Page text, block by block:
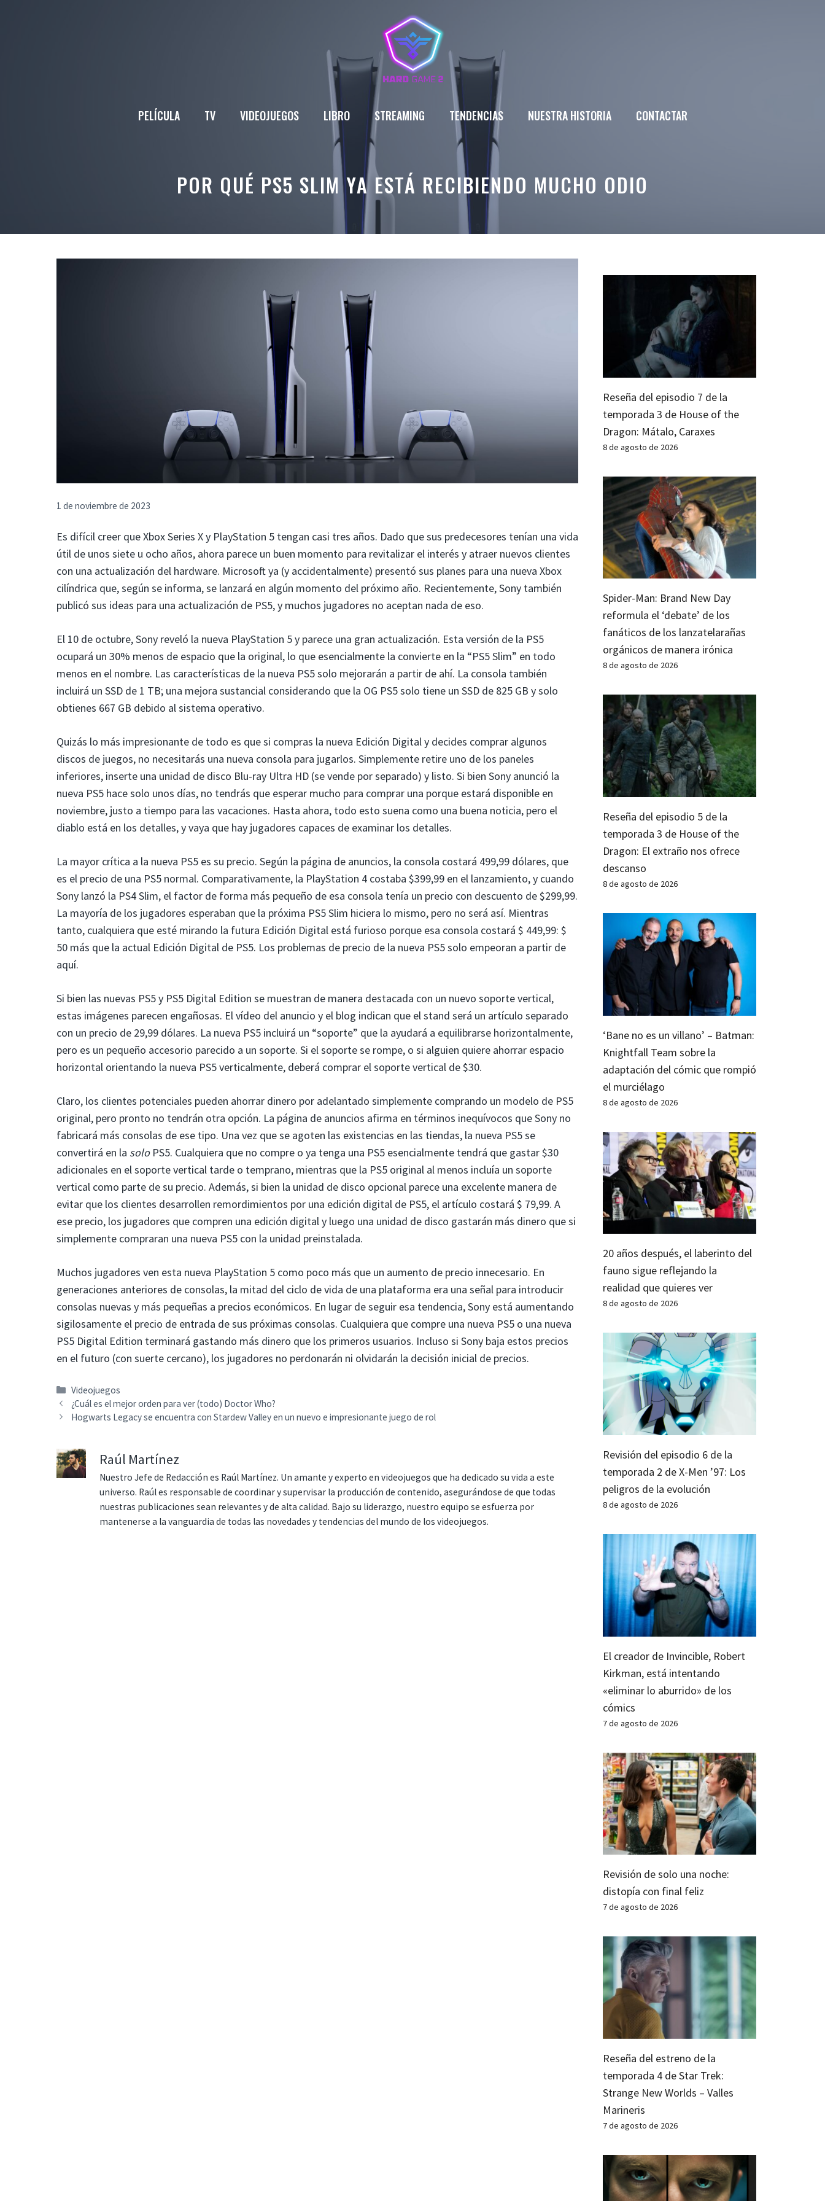
PELÍCULA TV VIDEOJUEGOS LIBRO STREAMING TENDENCIAS NUESTRA HISTORIA CONTACTAR
POR QUÉ PS5 SLIM YA ESTÁ RECIBIENDO MUCHO ODIO
1 de noviembre de 2023
Es difícil creer que Xbox Series X y PlayStation 5 tengan casi tres años. Dado que sus predecesores tenían una vida
útil de unos siete u ocho años, ahora parece un buen momento para revitalizar el interés y atraer nuevos clientes
con una actualización del hardware. Microsoft ya (y accidentalmente) presentó sus planes para una nueva Xbox
cilíndrica que, según se informa, se lanzará en algún momento del próximo año. Recientemente, Sony también
publicó sus ideas para una actualización de PS5, y muchos jugadores no aceptan nada de eso.
El 10 de octubre, Sony reveló la nueva PlayStation 5 y parece una gran actualización. Esta versión de la PS5
ocupará un 30% menos de espacio que la original, lo que esencialmente la convierte en la “PS5 Slim” en todo
menos en el nombre. Las características de la nueva PS5 solo mejorarán a partir de ahí. La consola también
incluirá un SSD de 1 TB; una mejora sustancial considerando que la OG PS5 solo tiene un SSD de 825 GB y solo
obtienes 667 GB debido al sistema operativo.
Quizás lo más impresionante de todo es que si compras la nueva Edición Digital y decides comprar algunos
discos de juegos, no necesitarás una nueva consola para jugarlos. Simplemente retire uno de los paneles
inferiores, inserte una unidad de disco Blu-ray Ultra HD (se vende por separado) y listo. Si bien Sony anunció la
nueva PS5 hace solo unos días, no tendrás que esperar mucho para comprar una porque estará disponible en
noviembre, justo a tiempo para las vacaciones. Hasta ahora, todo esto suena como una buena noticia, pero el
diablo está en los detalles, y vaya que hay jugadores capaces de examinar los detalles.
La mayor crítica a la nueva PS5 es su precio. Según la página de anuncios, la consola costará 499,99 dólares, que
es el precio de una PS5 normal. Comparativamente, la PlayStation 4 costaba $399,99 en el lanzamiento, y cuando
Sony lanzó la PS4 Slim, el factor de forma más pequeño de esa consola tenía un precio con descuento de $299,99.
La mayoría de los jugadores esperaban que la próxima PS5 Slim hiciera lo mismo, pero no será así. Mientras
tanto, cualquiera que esté mirando la futura Edición Digital está furioso porque esa consola costará $ 449,99: $
50 más que la actual Edición Digital de PS5. Los problemas de precio de la nueva PS5 solo empeoran a partir de
aquí.
Si bien las nuevas PS5 y PS5 Digital Edition se muestran de manera destacada con un nuevo soporte vertical,
estas imágenes parecen engañosas. El vídeo del anuncio y el blog indican que el stand será un artículo separado
con un precio de 29,99 dólares. La nueva PS5 incluirá un “soporte” que la ayudará a equilibrarse horizontalmente,
pero es un pequeño accesorio parecido a un soporte. Si el soporte se rompe, o si alguien quiere ahorrar espacio
horizontal orientando la nueva PS5 verticalmente, deberá comprar el soporte vertical de $30.
Claro, los clientes potenciales pueden ahorrar dinero por adelantado simplemente comprando un modelo de PS5
original, pero pronto no tendrán otra opción. La página de anuncios afirma en términos inequívocos que Sony no
fabricará más consolas de ese tipo. Una vez que se agoten las existencias en las tiendas, la nueva PS5 se
convertirá en la soloPS5. Cualquiera que no compre o ya tenga una PS5 esencialmente tendrá que gastar $30
adicionales en el soporte vertical tarde o temprano, mientras que la PS5 original al menos incluía un soporte
vertical como parte de su precio. Además, si bien la unidad de disco opcional parece una excelente manera de
evitar que los clientes desarrollen remordimientos por una edición digital de PS5, el artículo costará $ 79,99. A
ese precio, los jugadores que compren una edición digital y luego una unidad de disco gastarán más dinero que si
simplemente compraran una nueva PS5 con la unidad preinstalada.
Muchos jugadores ven esta nueva PlayStation 5 como poco más que un aumento de precio innecesario. En
generaciones anteriores de consolas, la mitad del ciclo de vida de una plataforma era una señal para introducir
consolas nuevas y más pequeñas a precios económicos. En lugar de seguir esa tendencia, Sony está aumentando
sigilosamente el precio de entrada de sus próximas consolas. Cualquiera que compre una nueva PS5 o una nueva
PS5 Digital Edition terminará gastando más dinero que los primeros usuarios. Incluso si Sony baja estos precios
en el futuro (con suerte cercano), los jugadores no perdonarán ni olvidarán la decisión inicial de precios.
Categorías
Videojuegos
¿Cuál es el mejor orden para ver (todo) Doctor Who?
Hogwarts Legacy se encuentra con Stardew Valley en un nuevo e impresionante juego de rol
Raúl Martínez
Nuestro Jefe de Redacción es Raúl Martínez. Un amante y experto en videojuegos que ha dedicado su vida a este
universo. Raúl es responsable de coordinar y supervisar la producción de contenido, asegurándose de que todas
nuestras publicaciones sean relevantes y de alta calidad. Bajo su liderazgo, nuestro equipo se esfuerza por
mantenerse a la vanguardia de todas las novedades y tendencias del mundo de los videojuegos.
Reseña del episodio 7 de la
temporada 3 de House of the
Dragon: Mátalo, Caraxes
8 de agosto de 2026
Spider-Man: Brand New Day
reformula el ‘debate’ de los
fanáticos de los lanzatelarañas
orgánicos de manera irónica
8 de agosto de 2026
Reseña del episodio 5 de la
temporada 3 de House of the
Dragon: El extraño nos ofrece
descanso
8 de agosto de 2026
‘Bane no es un villano’ – Batman:
Knightfall Team sobre la
adaptación del cómic que rompió
el murciélago
8 de agosto de 2026
20 años después, el laberinto del
fauno sigue reflejando la
realidad que quieres ver
8 de agosto de 2026
Revisión del episodio 6 de la
temporada 2 de X-Men ’97: Los
peligros de la evolución
8 de agosto de 2026
El creador de Invincible, Robert
Kirkman, está intentando
«eliminar lo aburrido» de los
cómics
7 de agosto de 2026
Revisión de solo una noche:
distopía con final feliz
7 de agosto de 2026
Reseña del estreno de la
temporada 4 de Star Trek:
Strange New Worlds – Valles
Marineris
7 de agosto de 2026